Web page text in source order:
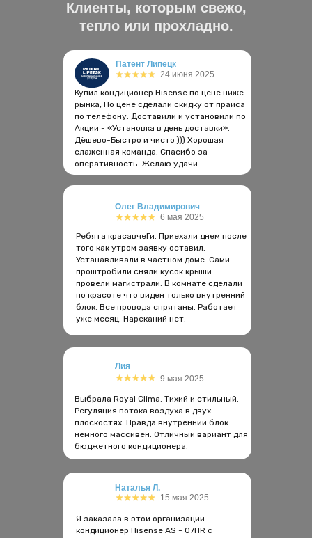
Патент Липецк
Купил кондиционер Hisense по цене ниже
рынка, По цене сделали скидку от прайса
по телефону. Доставили и установили по
Акции - «Установка в день доставки».
Дёшево-Быстро и чисто ))) Хорошая
слаженная команда. Спасибо за
оперативность. Желаю удачи.
24 июня 2025
Ребята красавчеГи. Приехали днем после
того как утром заявку оставил.
Устанавливали в частном доме. Сами
проштробили сняли кусок крыши ..
провели магистрали. В комнате сделали
по красоте что виден только внутренний
блок. Все провода спрятаны. Работает
уже месяц. Нареканий нет.
Выбрала Royal Clima. Тихий и стильный.
Регуляция потока воздуха в двух
плоскостях. Правда внутренний блок
немного массивен. Отличный вариант для
бюджетного кондиционера.
6 мая 2025
9 мая 2025
Олег Владимирович
Лия
Клиенты, которым свежо,
тепло или прохладно.
Наталья Л.
15 мая 2025
Я заказала в этой организации
кондиционер Hisense AS - 07HR с